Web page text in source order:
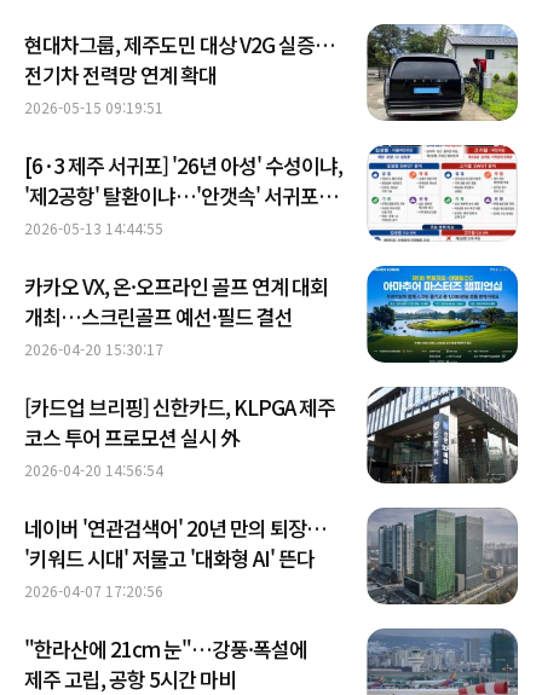
현대차그룹, 제주도민 대상 V2G 실증…
전기차 전력망 연계 확대
2026-05-15 09:19:51
[6·3 제주 서귀포] '26년 아성' 수성이냐,
'제2공항' 탈환이냐…'안갯속' 서귀포
재보선
2026-05-13 14:44:55
카카오 VX, 온·오프라인 골프 연계 대회
개최…스크린골프 예선·필드 결선
2026-04-20 15:30:17
[카드업 브리핑] 신한카드, KLPGA 제주
코스 투어 프로모션 실시 外
2026-04-20 14:56:54
네이버 '연관검색어' 20년 만의 퇴장…
'키워드 시대' 저물고 '대화형 AI' 뜬다
2026-04-07 17:20:56
"한라산에 21cm 눈"…강풍·폭설에
제주 고립, 공항 5시간 마비